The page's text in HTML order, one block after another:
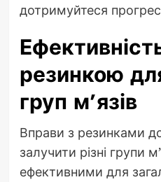
дотримуйтеся
резинкою
груп м’язів
Вправи з резинками
залучити різні групи
ефективними для